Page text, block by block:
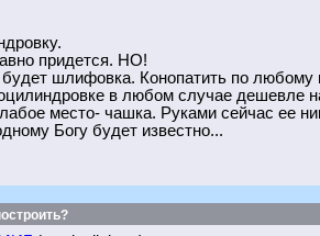
придется. НО!
шлифовка. Конопатить по
в любом случае дешевле
место- чашка. Руками сейчас ее
Богу будет известно...